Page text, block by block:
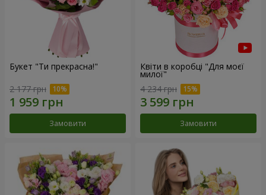
Букет "Ти прекрасна!"
2 177 грн
Замовити
Квіти в коробці "Для моєї
милої"
4 234 грн
Замовити